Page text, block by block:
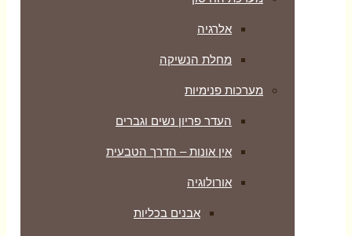
אלרגיה
מחלת הנשיקה
מערכות פנימיות
העדר פריון נשים וגברים
אין אונות – הדרך הטבעית
אורולוגיה
אבנים בכליות